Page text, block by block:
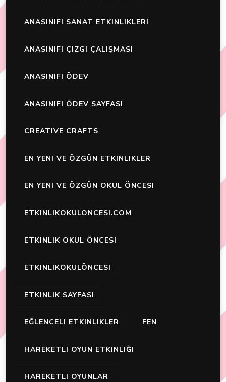
ANASINIFI SANAT ETKINLIKLERI
ANASINIFI ÇIZGI ÇALIŞMASI
ANASINIFI ÖDEV
ANASINIFI ÖDEV SAYFASI
CREATIVE CRAFTS
EN YENI VE ÖZGÜN ETKINLIKLER
EN YENI VE ÖZGÜN OKUL ÖNCESI
ETKINLIKOKULONCESI.COM
ETKINLIK OKUL ÖNCESI
ETKINLIKOKULÖNCESI
ETKINLIK SAYFASI
EĞLENCELI ETKINLIKLER FEN
HAREKETLI OYUN ETKINLIĞI
HAREKETLI OYUNLAR